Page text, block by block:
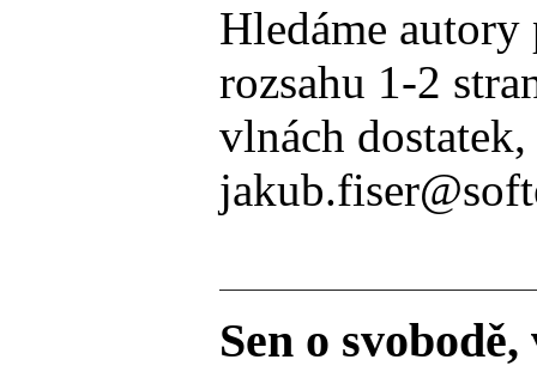
Hledáme
rozsahu 1-2
vlnách
Sen o